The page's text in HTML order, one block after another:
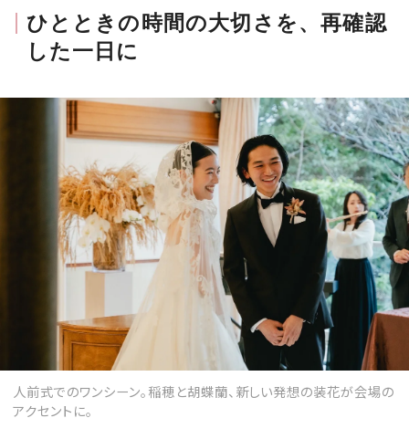
ひとときの時間の大切さを、再確認
した一日に
人前式でのワンシーン。稲穂と胡蝶蘭、新しい発想の装花が会場の
アクセントに。